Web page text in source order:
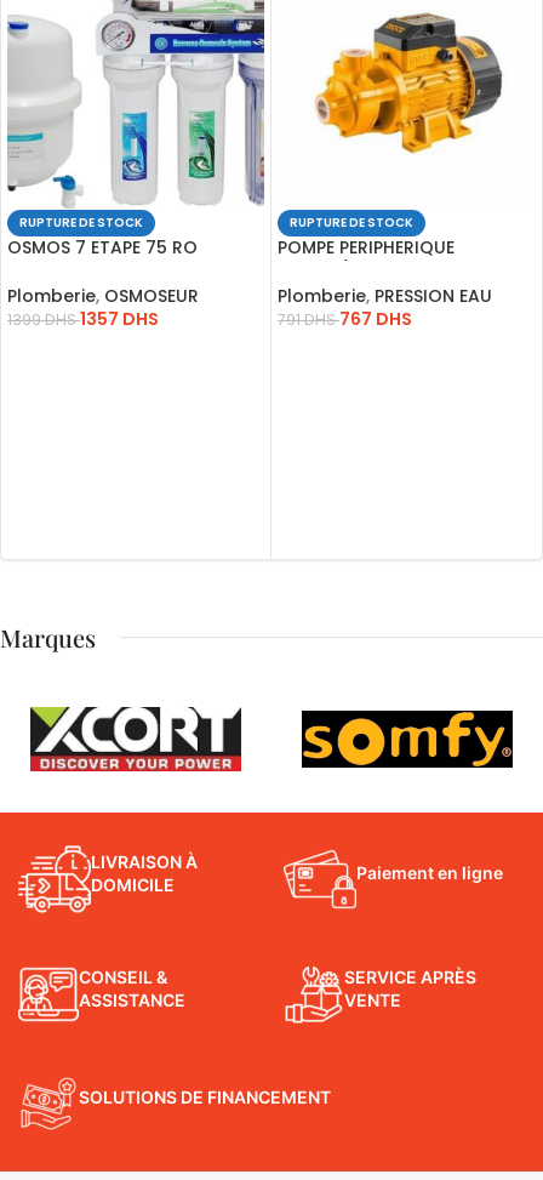
RUPTURE DE STOCK
OSMOS 7 ETAPE 75 RO
Plomberie, OSMOSEUR
1399DHS1357 DHS
RUPTURE DE STOCK
POMPE PERIPHERIQUE
INGCO
Plomberie, PRESSION EAU
791DHS 767 DHS
Marques
LIVRAISON À
DOMICILE
Paiement en ligne
CONSEIL &
ASSISTANCE
SERVICE APRÈS
VENTE
SOLUTIONS DE FINANCEMENT